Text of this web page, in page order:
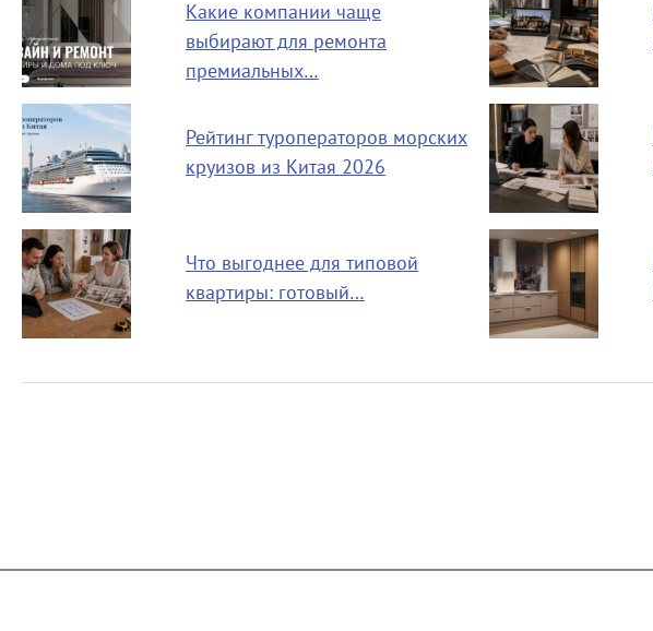
Какие компании чаще
выбирают для ремонта
премиальных…
Рейтинг туроператоров морских
круизов из Китая 2026
Что выгоднее для типовой
квартиры: готовый…